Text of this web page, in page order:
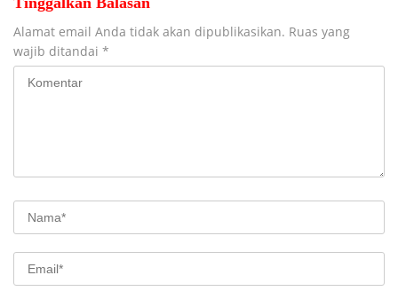
Alamat email Anda tidak akan dipublikasikan. Ruas yang
wajib ditandai *